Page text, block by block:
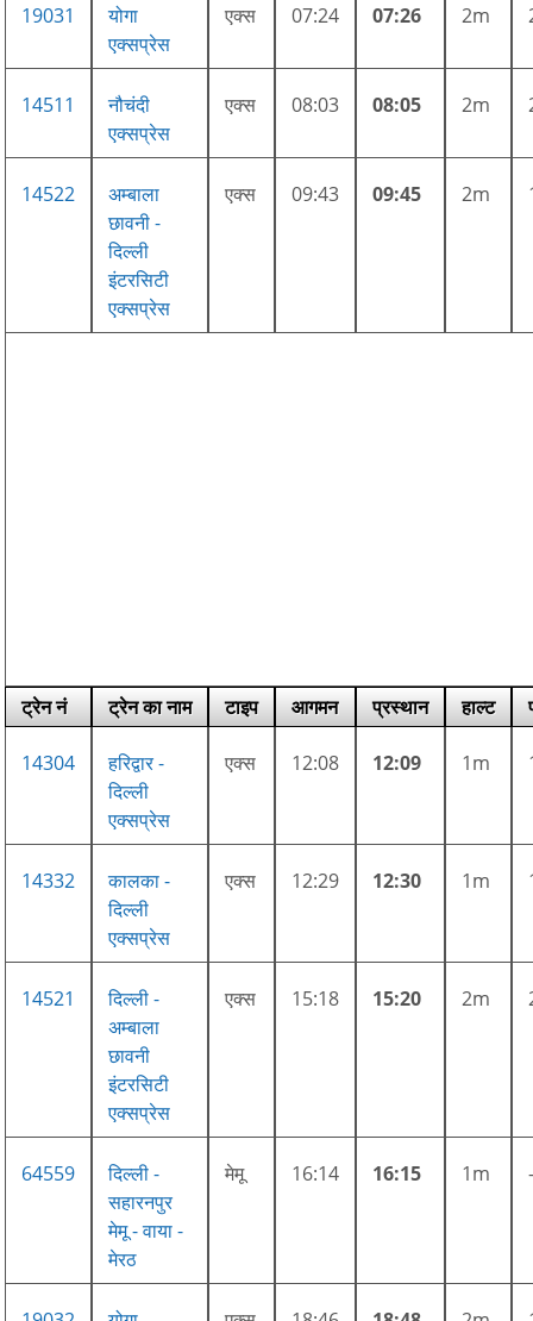
19031
योगा
एक्सप्रेस
एक्स 07:24 07:26 2m
14511
नौचंदी
एक्सप्रेस
एक्स 08:03 08:05 2m
14522
अम्बाला
छावनी -
दिल्ली
इंटरसिटी
एक्सप्रेस
एक्स 09:43 09:45 2m
ट्रेन नं ट्रेन का नाम टाइप आगमन प्रस्थान हाल्ट
14304
हरिद्वार -
दिल्ली
एक्सप्रेस
एक्स 12:08 12:09 1m
14332
कालका -
दिल्ली
एक्सप्रेस
एक्स 12:29 12:30 1m
14521
दिल्ली -
अम्बाला
छावनी
इंटरसिटी
एक्सप्रेस
एक्स 15:18 15:20 2m
64559
दिल्ली -
सहारनपुर
मेमू - वाया -
मेरठ
मेमू 16:14 16:15 1m